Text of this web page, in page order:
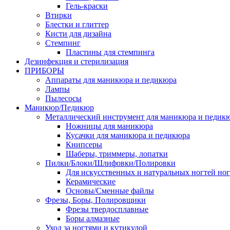
Гель-краски
Втирки
Блестки и глиттер
Кисти для дизайна
Стемпинг
Пластины для стемпинга
Дезинфекция и стерилизация
ПРИБОРЫ
Аппараты для маникюра и педикюра
Лампы
Пылесосы
Маникюр/Педикюр
Металлический инструмент для маникюра и
Ножницы для маникюра
Кусачки для маникюра и педикюра
Книпсеры
Шаберы, триммеры, лопатки
Пилки/Блоки/Шлифовки/Полировки
Для искусственных и натуральных ногтей
Керамические
Основы/Сменные файлы
Фрезы, Боры, Полировщики
Фрезы твердосплавные
Боры алмазные
Уход за ногтями и кутикулой